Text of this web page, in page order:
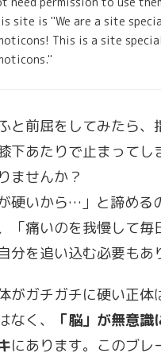
site is "We are a site
This is a site
と前屈をしてみたら、
下あたりで止まってし
ませんか？
硬いから…」と諦める
「痛いのを我慢して毎
分を追い込む必要もあ
がガチガチに硬い正体
なく、
「脳」が無意
にあります。このブレ